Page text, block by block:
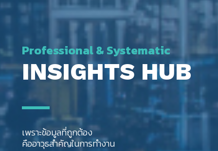
Professional & Systematic
INSIGHTS HUB
เพราะข้อมูลที่ถูกต้อง
คืออาวุธสำคัญในการทำงาน